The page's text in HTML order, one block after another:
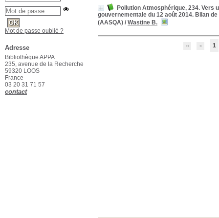
Pollution Atmosphérique, 234.
gouvernementale du 12 août 2014. Bilan
(AASQA) / Wastine B.
1
Mot de passe oublié ?
Adresse
Bibliothèque APPA
235, avenue de la Recherche
59320 LOOS
France
03 20 31 71 57
contact